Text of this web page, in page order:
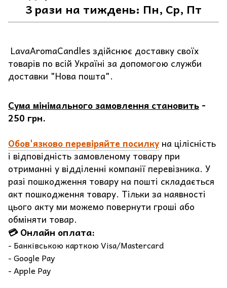
3 рази на тиждень: Пн, Ср, Пт
LavaAromaCandles здійснює доставку своїх
товарів по всій Україні за допомогою служби
доставки "Нова пошта".
Сума мінімального замовлення становить -
250 грн.
Обов'язково перевіряйте посилку на цілісність
і відповідність замовленому товару при
отриманні у відділенні компанії перевізника. У
разі пошкодження товару на пошті складається
акт пошкодження товару. Тільки за наявності
цього акту ми можемо повернути гроші або
обміняти товар.
💳 Онлайн оплата:
- Банківською карткою Visa/Mastercard
- Google Pay
- Apple Pay